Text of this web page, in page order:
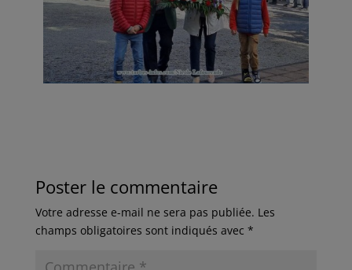
Poster le commentaire
Votre adresse e-mail ne sera pas publiée. Les
champs obligatoires sont indiqués avec *